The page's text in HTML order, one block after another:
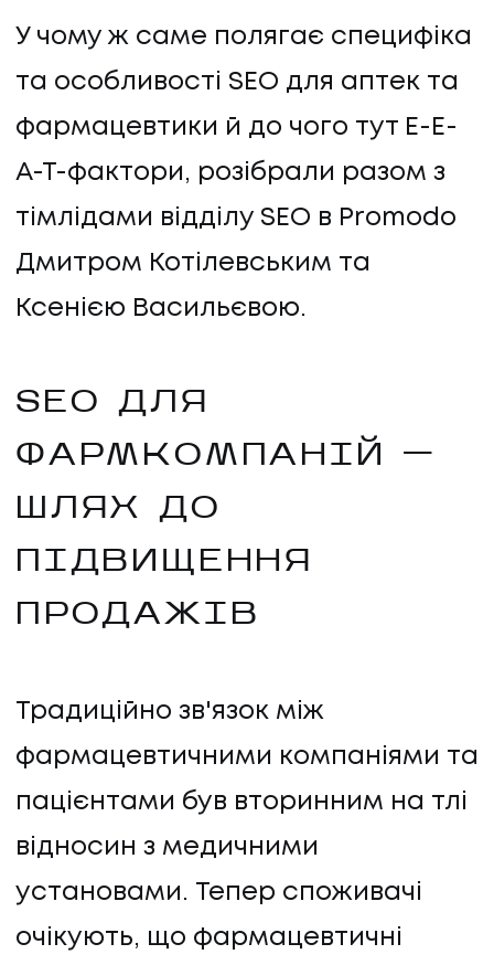
У чому ж саме полягає специфіка
та особливості SEO для аптек та
фармацевтики й до чого тут E-E-
A-T-фактори, розібрали разом з
тімлідами відділу SEO в Promodo
Дмитром Котілевським та
Ксенією Васильєвою.
SEO ДЛЯ
ФАРМКОМПАНІЙ —
ШЛЯХ ДО
ПІДВИЩЕННЯ
ПРОДАЖІВ
Традиційно зв'язок між
фармацевтичними компаніями та
пацієнтами був вторинним на тлі
відносин з медичними
установами. Тепер споживачі
очікують, що фармацевтичні
КАР'ЄРА
КАР'ЄРА
БЛОГ
БЛОГ
КЛІЄНТИ
КОНТАКТИ
ПРО НАС